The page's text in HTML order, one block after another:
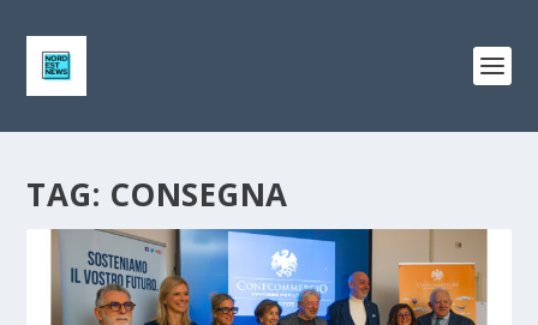
TAG: CONSEGNA